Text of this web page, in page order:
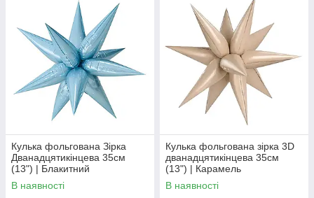
Кулька фольгована Зірка
Дванадцятикінцева 35см
(13") | Блакитний
В наявності
Кулька фольгована зірка 3D
дванадцятикінцева 35см
(13") | Карамель
В наявності